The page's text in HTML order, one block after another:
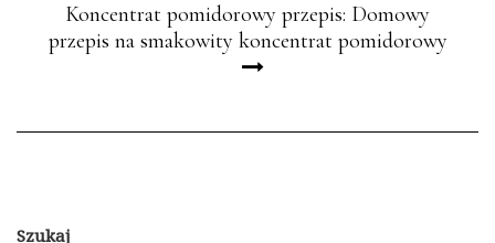
Koncentrat pomidorowy przepis: Domowy
przepis na smakowity koncentrat pomidorowy
Szukaj